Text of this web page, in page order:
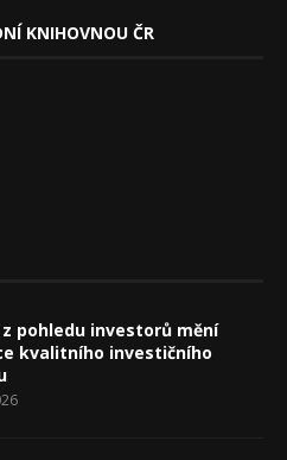
KNIHOVNOU ČR
z pohledu investorů mění
kvalitního investičního